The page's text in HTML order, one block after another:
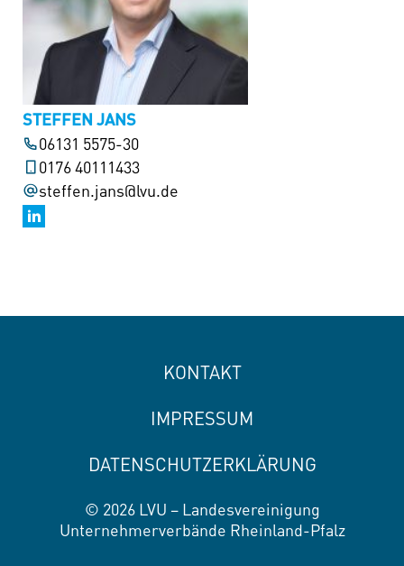
STEFFEN JANS
06131 5575-30
0176 40111433
steffen.jans@lvu.de
KONTAKT
IMPRESSUM
DATENSCHUTZERKLÄRUNG
© 2026 LVU – Landesvereinigung
Unternehmerverbände Rheinland-Pfalz